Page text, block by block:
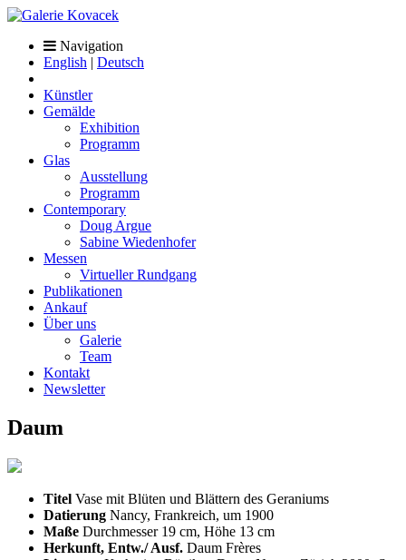
Navigation
English | Deutsch
Künstler
Gemälde
Exhibition
Programm
Glas
Ausstellung
Programm
Contemporary
Doug Argue
Sabine Wiedenhofer
Messen
Virtueller Rundgang
Publikationen
Ankauf
Über uns
Galerie
Team
Kontakt
Newsletter
Daum
Titel Vase mit Blüten und Blättern des Geraniums
Datierung Nancy, Frankreich, um 1900
Maße Durchmesser 19 cm, Höhe 13 cm
Herkunft, Entw./ Ausf. Daum Frères